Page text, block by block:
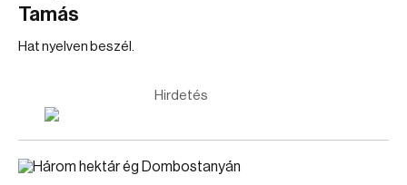
Tamás
Hat nyelven beszél.
Hirdetés